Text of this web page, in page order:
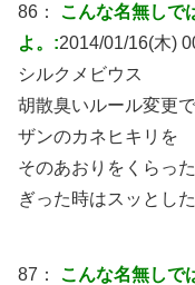
86： こんな名無しで
よ。:2014/01/16(木)
シルクメビウス
胡散臭いルール変更
ザンのカネヒキリを
そのあおりをくらっ
ぎった時はスッとした
87： こんな名無しで